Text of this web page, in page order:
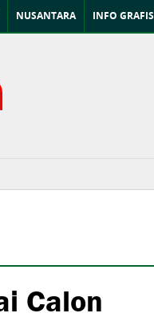
NUSANTARA INFO GRAFIS
Calon